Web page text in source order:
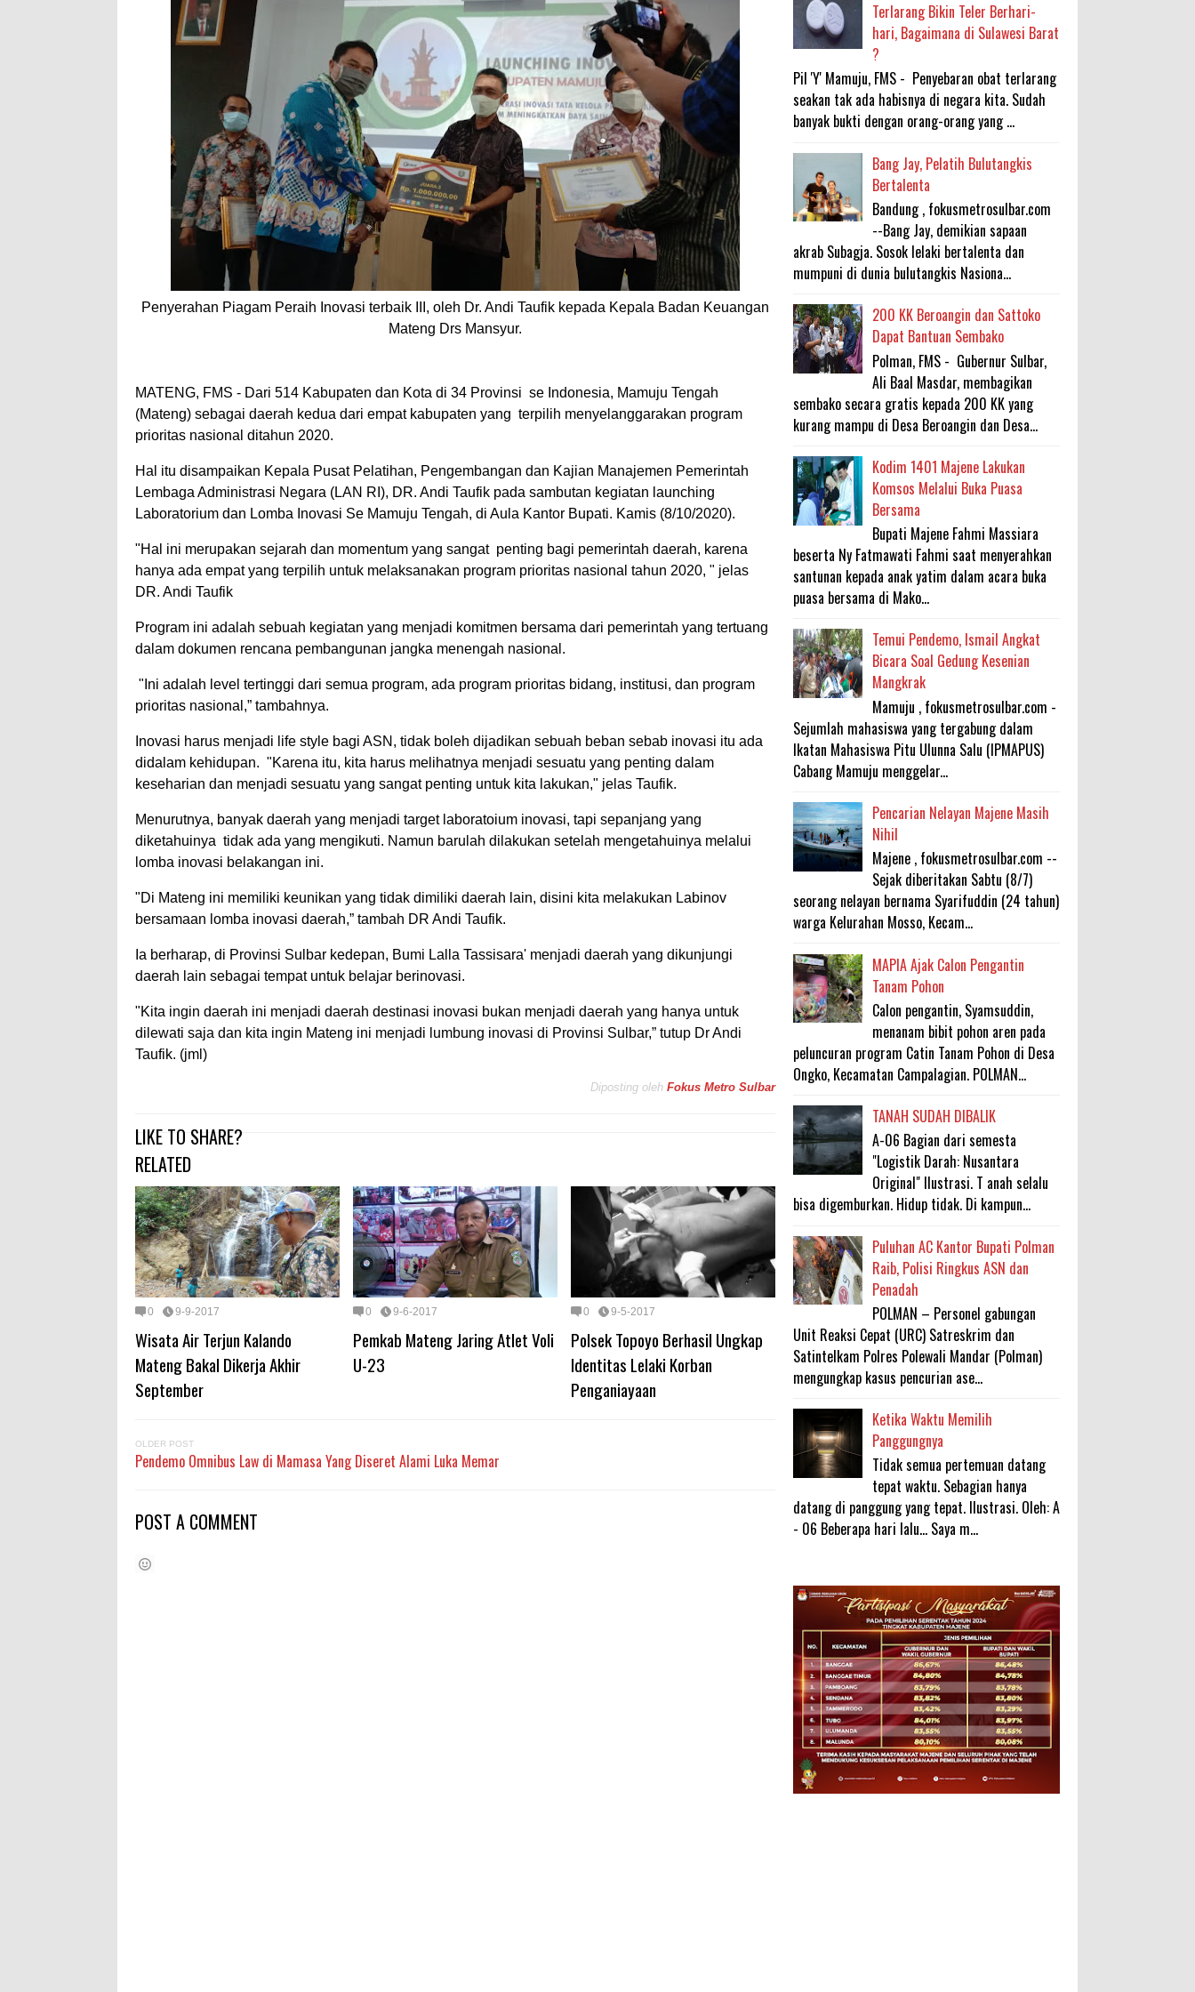
Penyerahan Piagam Peraih Inovasi terbaik III, oleh Dr. Andi Taufik kepada Kepala Badan Keuangan
Mateng Drs Mansyur.
MATENG, FMS - Dari 514 Kabupaten dan Kota di 34 Provinsi se Indonesia, Mamuju Tengah
(Mateng) sebagai daerah kedua dari empat kabupaten yang terpilih menyelanggarakan program
prioritas nasional ditahun 2020.
Hal itu disampaikan Kepala Pusat Pelatihan, Pengembangan dan Kajian Manajemen Pemerintah
Lembaga Administrasi Negara (LAN RI), DR. Andi Taufik pada sambutan kegiatan launching
Laboratorium dan Lomba Inovasi Se Mamuju Tengah, di Aula Kantor Bupati. Kamis (8/10/2020).
"Hal ini merupakan sejarah dan momentum yang sangat penting bagi pemerintah daerah, karena
hanya ada empat yang terpilih untuk melaksanakan program prioritas nasional tahun 2020, " jelas
DR. Andi Taufik
Program ini adalah sebuah kegiatan yang menjadi komitmen bersama dari pemerintah yang tertuang
dalam dokumen rencana pembangunan jangka menengah nasional.
"Ini adalah level tertinggi dari semua program, ada program prioritas bidang, institusi, dan program
prioritas nasional,” tambahnya.
Inovasi harus menjadi life style bagi ASN, tidak boleh dijadikan sebuah beban sebab inovasi itu ada
didalam kehidupan. "Karena itu, kita harus melihatnya menjadi sesuatu yang penting dalam
keseharian dan menjadi sesuatu yang sangat penting untuk kita lakukan," jelas Taufik.
Menurutnya, banyak daerah yang menjadi target laboratoium inovasi, tapi sepanjang yang
diketahuinya tidak ada yang mengikuti. Namun barulah dilakukan setelah mengetahuinya melalui
lomba inovasi belakangan ini.
"Di Mateng ini memiliki keunikan yang tidak dimiliki daerah lain, disini kita melakukan Labinov
bersamaan lomba inovasi daerah,” tambah DR Andi Taufik.
Ia berharap, di Provinsi Sulbar kedepan, Bumi Lalla Tassisara' menjadi daerah yang dikunjungi
daerah lain sebagai tempat untuk belajar berinovasi.
"Kita ingin daerah ini menjadi daerah destinasi inovasi bukan menjadi daerah yang hanya untuk
dilewati saja dan kita ingin Mateng ini menjadi lumbung inovasi di Provinsi Sulbar,” tutup Dr Andi
Taufik. (jml)
Diposting oleh Fokus Metro Sulbar
LIKE TO SHARE?
RELATED
0 9-9-2017
Wisata Air Terjun Kalando
Mateng Bakal Dikerja Akhir
September
0 9-6-2017
Pemkab Mateng Jaring Atlet Voli
U-23
0 9-5-2017
Polsek Topoyo Berhasil Ungkap
Identitas Lelaki Korban
Penganiayaan
OLDER POST
Pendemo Omnibus Law di Mamasa Yang Diseret Alami Luka Memar
POST A COMMENT
Terlarang Bikin Teler Berhari-
hari, Bagaimana di Sulawesi Barat
?
Pil 'Y' Mamuju, FMS - Penyebaran obat terlarang
seakan tak ada habisnya di negara kita. Sudah
banyak bukti dengan orang-orang yang ...
Bang Jay, Pelatih Bulutangkis
Bertalenta
Bandung , fokusmetrosulbar.com
--Bang Jay, demikian sapaan
akrab Subagja. Sosok lelaki bertalenta dan
mumpuni di dunia bulutangkis Nasiona...
200 KK Beroangin dan Sattoko
Dapat Bantuan Sembako
Polman, FMS - Gubernur Sulbar,
Ali Baal Masdar, membagikan
sembako secara gratis kepada 200 KK yang
kurang mampu di Desa Beroangin dan Desa...
Kodim 1401 Majene Lakukan
Komsos Melalui Buka Puasa
Bersama
Bupati Majene Fahmi Massiara
beserta Ny Fatmawati Fahmi saat menyerahkan
santunan kepada anak yatim dalam acara buka
puasa bersama di Mako...
Temui Pendemo, Ismail Angkat
Bicara Soal Gedung Kesenian
Mangkrak
Mamuju , fokusmetrosulbar.com -
Sejumlah mahasiswa yang tergabung dalam
Ikatan Mahasiswa Pitu Ulunna Salu (IPMAPUS)
Cabang Mamuju menggelar...
Pencarian Nelayan Majene Masih
Nihil
Majene , fokusmetrosulbar.com --
Sejak diberitakan Sabtu (8/7)
seorang nelayan bernama Syarifuddin (24 tahun)
warga Kelurahan Mosso, Kecam...
MAPIA Ajak Calon Pengantin
Tanam Pohon
Calon pengantin, Syamsuddin,
menanam bibit pohon aren pada
peluncuran program Catin Tanam Pohon di Desa
Ongko, Kecamatan Campalagian. POLMAN...
TANAH SUDAH DIBALIK
A-06 Bagian dari semesta
"Logistik Darah: Nusantara
Original" Ilustrasi. T anah selalu
bisa digemburkan. Hidup tidak. Di kampun...
Puluhan AC Kantor Bupati Polman
Raib, Polisi Ringkus ASN dan
Penadah
POLMAN – Personel gabungan
Unit Reaksi Cepat (URC) Satreskrim dan
Satintelkam Polres Polewali Mandar (Polman)
mengungkap kasus pencurian ase...
Ketika Waktu Memilih
Panggungnya
Tidak semua pertemuan datang
tepat waktu. Sebagian hanya
datang di panggung yang tepat. Ilustrasi. Oleh: A
- 06 Beberapa hari lalu... Saya m...